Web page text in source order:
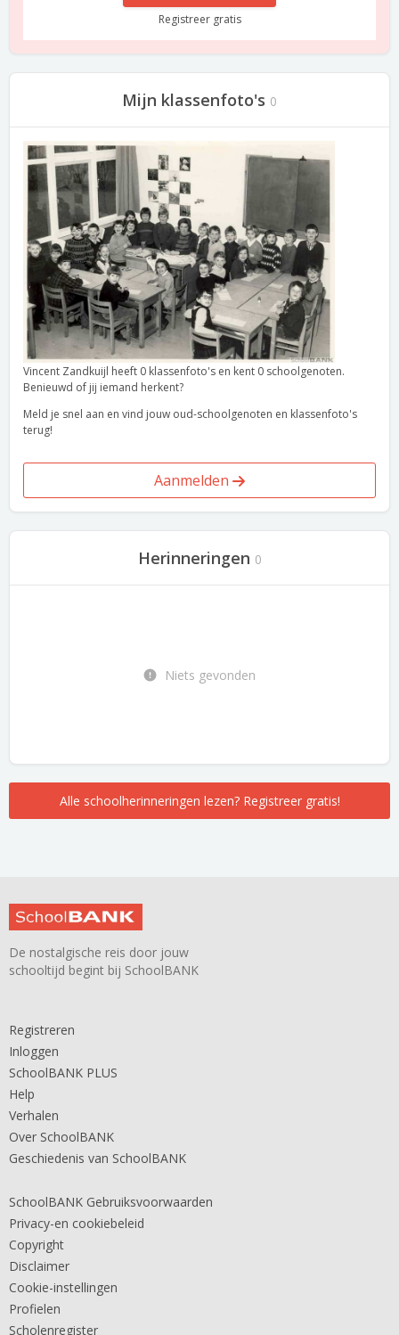
Registreer gratis
Mijn klassenfoto's 0
Vincent Zandkuijl heeft 0 klassenfoto's en kent 0 schoolgenoten.
Benieuwd of jij iemand herkent?
Meld je snel aan en vind jouw oud-schoolgenoten en klassenfoto's
terug!
Aanmelden
Herinneringen 0
Niets gevonden
Alle schoolherinneringen lezen? Registreer gratis!
De nostalgische reis door jouw
schooltijd begint bij SchoolBANK
Registreren
Inloggen
SchoolBANK PLUS
Help
Verhalen
Over SchoolBANK
Geschiedenis van SchoolBANK
SchoolBANK Gebruiksvoorwaarden
Privacy-en cookiebeleid
Copyright
Disclaimer
Cookie-instellingen
Profielen
Scholenregister